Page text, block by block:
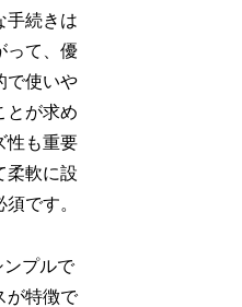
手続きは
って、優
で使いや
とが求め
性も重要
柔軟に設
です。
ンプルで
が特徴で